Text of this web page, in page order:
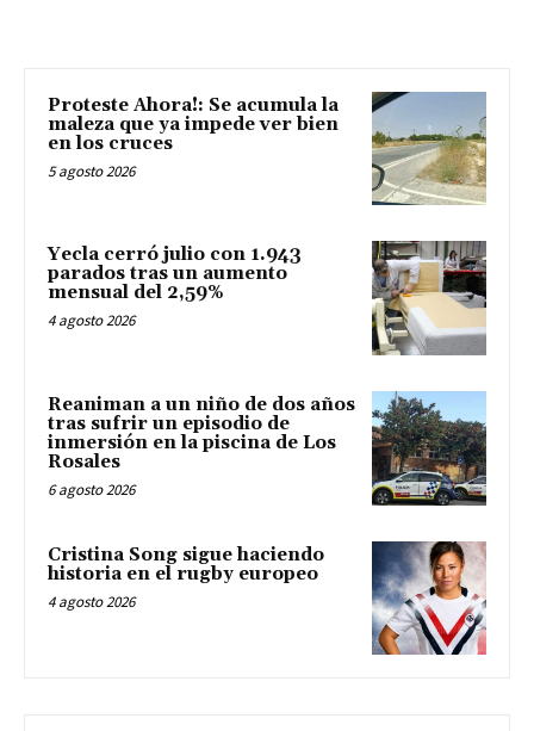
Proteste Ahora!: Se acumula la
maleza que ya impede ver bien
en los cruces
5 agosto 2026
Yecla cerró julio con 1.943
parados tras un aumento
mensual del 2,59%
4 agosto 2026
Reaniman a un niño de dos años
tras sufrir un episodio de
inmersión en la piscina de Los
Rosales
6 agosto 2026
Cristina Song sigue haciendo
historia en el rugby europeo
4 agosto 2026